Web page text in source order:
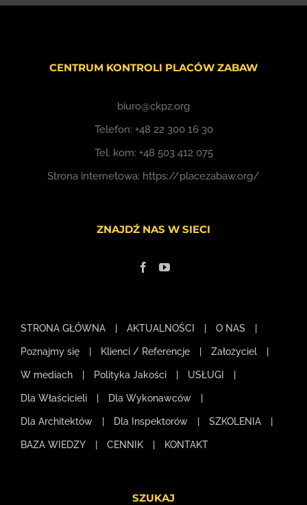
CENTRUM KONTROLI PLACÓW ZABAW
biuro@ckpz.org
Telefon: +48 22 300 16 30
Tel. kom: +48 503 412 075
Strona internetowa: https://placezabaw.org/
ZNAJDŹ NAS W SIECI
STRONA GŁÓWNA AKTUALNOŚCI O NAS
Poznajmy się Klienci / Referencje Założyciel
W mediach Polityka Jakości USŁUGI
Dla Właścicieli Dla Wykonawców
Dla Architektów Dla Inspektorów SZKOLENIA
BAZA WIEDZY CENNIK KONTAKT
SZUKAJ